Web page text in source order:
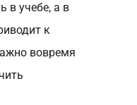
в учебе, а в
к
вовремя